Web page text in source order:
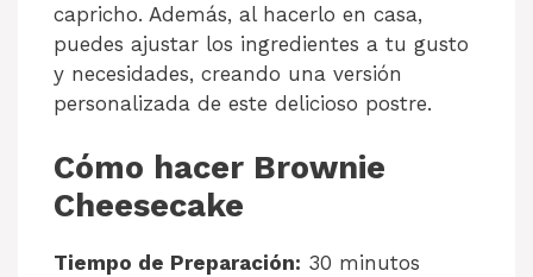
capricho. Además, al hacerlo en casa,
puedes ajustar los ingredientes a tu gusto
y necesidades, creando una versión
personalizada de este delicioso postre.
Cómo hacer Brownie
Cheesecake
Tiempo de Preparación: 30 minutos